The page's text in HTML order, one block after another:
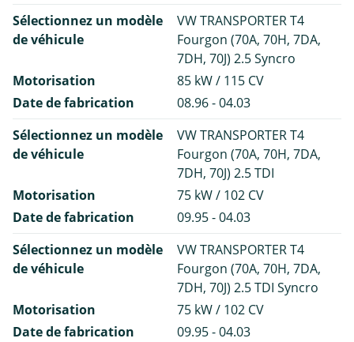
Sélectionnez un modèle
de véhicule
VW TRANSPORTER T4
Fourgon (70A, 70H, 7DA,
7DH, 70J) 2.5 Syncro
Motorisation
85 kW / 115 CV
Date de fabrication
08.96 - 04.03
Sélectionnez un modèle
de véhicule
VW TRANSPORTER T4
Fourgon (70A, 70H, 7DA,
7DH, 70J) 2.5 TDI
Motorisation
75 kW / 102 CV
Date de fabrication
09.95 - 04.03
Sélectionnez un modèle
de véhicule
VW TRANSPORTER T4
Fourgon (70A, 70H, 7DA,
7DH, 70J) 2.5 TDI Syncro
Motorisation
75 kW / 102 CV
Date de fabrication
09.95 - 04.03